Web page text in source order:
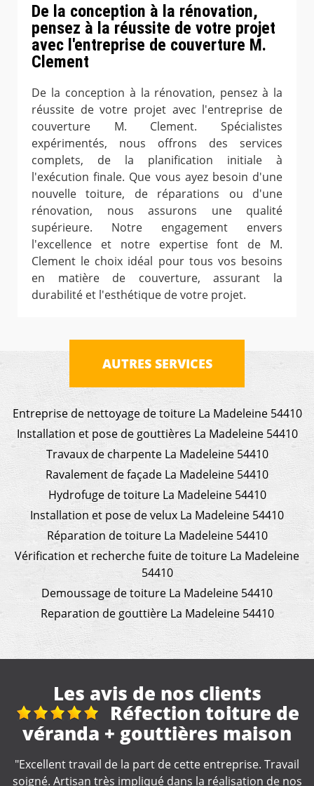
De la conception à la rénovation,
pensez à la réussite de votre projet
avec l'entreprise de couverture M.
Clement
De la conception à la rénovation, pensez à la
réussite de votre projet avec l'entreprise de
couverture M. Clement. Spécialistes
expérimentés, nous offrons des services
complets, de la planification initiale à
l'exécution finale. Que vous ayez besoin d'une
nouvelle toiture, de réparations ou d'une
rénovation, nous assurons une qualité
supérieure. Notre engagement envers
l'excellence et notre expertise font de M.
Clement le choix idéal pour tous vos besoins
en matière de couverture, assurant la
durabilité et l'esthétique de votre projet.
AUTRES SERVICES
Entreprise de nettoyage de toiture La Madeleine 54410
Installation et pose de gouttières La Madeleine 54410
Travaux de charpente La Madeleine 54410
Ravalement de façade La Madeleine 54410
Hydrofuge de toiture La Madeleine 54410
Installation et pose de velux La Madeleine 54410
Réparation de toiture La Madeleine 54410
Vérification et recherche fuite de toiture La Madeleine
54410
Demoussage de toiture La Madeleine 54410
Reparation de gouttière La Madeleine 54410
Les avis de nos clients
toiture de
maison
cette entreprise. Travail
dans la réalisation de nos
"Je recommande,